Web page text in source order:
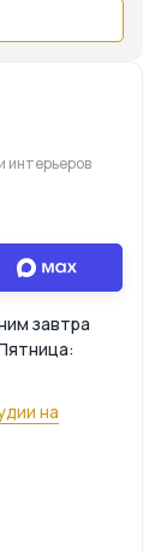
интерьеров
завтра
на